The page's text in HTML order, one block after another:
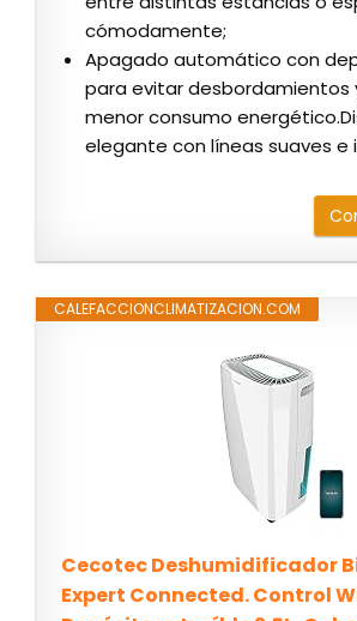
cómodamente;
Apagado automático con
para evitar desbordamientos
menor consumo
elegante con líneas suaves e
CALEFACCIONCLIMATIZACION.COM
Cecotec Deshumidificador
Expert Connected. Control